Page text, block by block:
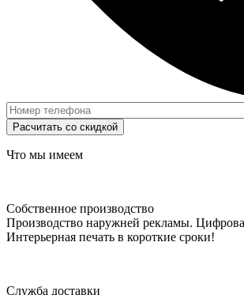
Что мы имеем
Cобственное производство
Производство наружней рекламы.
Интерьерная печать в короткие сроки!
Cлужба доставки